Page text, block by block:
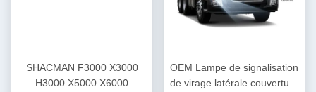
SHACMAN F3000 X3000
H3000 X5000 X6000
OEM Lampe de signalisation
de virage latérale couverture